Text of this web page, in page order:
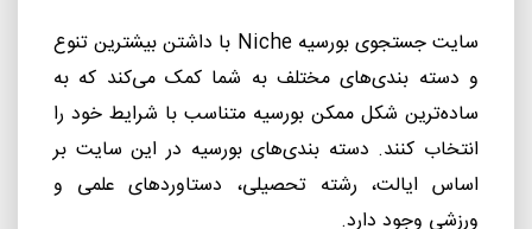
سایت جستجوی بورسیهNiche با داشتن بیشترین تنوع
و دسته بندیهای مختلف به شما کمک میکند که به
سادهترین شکل ممکن بورسیه متناسب با شرایط خود را
انتخاب کنند. دسته بندیهای بورسیه در این سایت بر
اساس ایالت، رشته تحصیلی، دستاوردهای علمی و
ورزشی وجود دارد.